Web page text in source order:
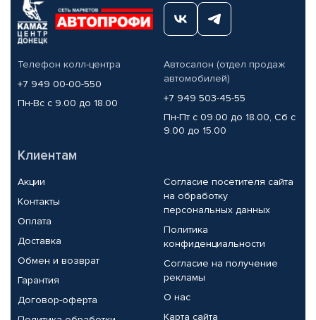
Телефон колл-центра
+7 949 00-00-550
Пн-Вс с 9.00 до 18.00
Автосалон (отдел продаж
автомобилей)
+7 949 503-45-55
Пн-Пт с 09.00 до 18.00, Сб с
9.00 до 15.00
Клиентам
Акции
Контакты
Оплата
Доставка
Обмен и возврат
Гарантия
Договор-оферта
Согласие посетителя сайта
на обработку
персональных данных
Политика
конфиденциальности
Согласие на получение
рекламы
О нас
Карта сайта